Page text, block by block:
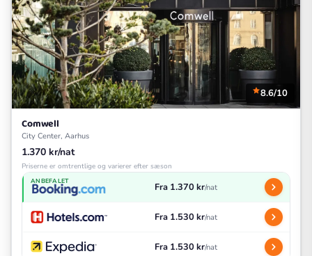
8.6/10
Comwell
City Center, Aarhus
1.370 kr/nat
Priserne er omtrentlige og varierer efter sæson
ANBEFALET Fra 1.370 kr/nat
Fra 1.530 kr/nat
Fra 1.530 kr/nat